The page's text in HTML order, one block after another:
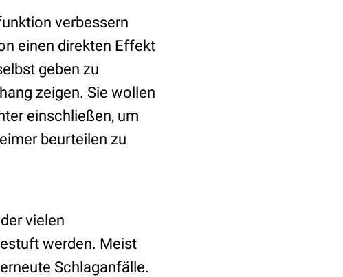
verbessern
einen direkten Effekt
geben zu
zeigen. Sie wollen
einschließen, um
beurteilen zu
vielen
werden. Meist
Schlaganfälle.